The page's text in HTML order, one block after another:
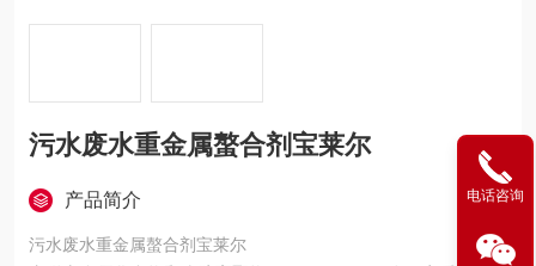
污水废水重金属螯合剂宝莱尔
产品简介
污水废水重金属螯合剂宝莱尔
电话咨询